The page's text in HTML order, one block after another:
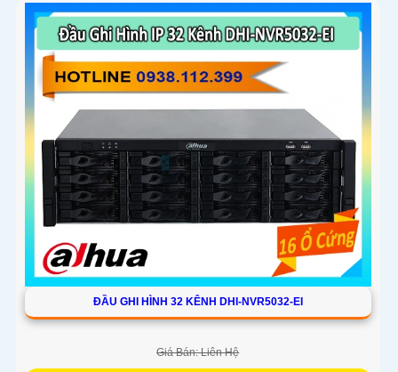
phân giải 32MP, đầu ghi mang đến chất lượng hình ảnh siêu
nét và khả năng lưu trữ vượt trội hiệu suất mạnh mẽ, tính
năng linh hoạt và mức giá cạnh tranh
ĐẦU GHI HÌNH 32 KÊNH DHI-NVR5032-EI
Giá Bán: Liên Hệ